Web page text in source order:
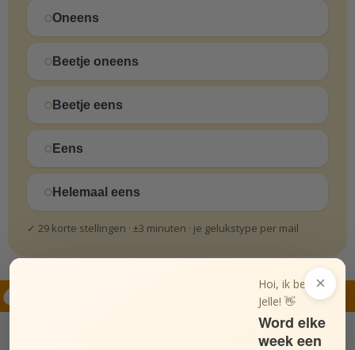
Oneens
Beetje oneens
Beetje eens
Eens
Helemaal eens
✓ 29 korte stellingen · ±3 minuten · je gelukstype per mail
×
Hoi, ik ben
Jelle! 👋
Word elke
week een